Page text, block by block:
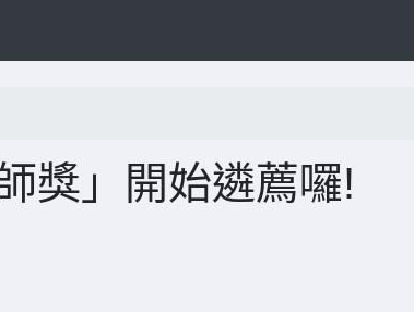
獎」開始遴薦囉!